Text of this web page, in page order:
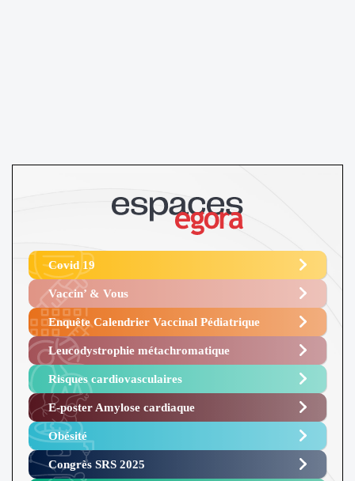
Covid 19
Vaccin’ & Vous
Enquête Calendrier Vaccinal Pédiatrique
Leucodystrophie métachromatique
Risques cardiovasculaires
E-poster Amylose cardiaque ​
Obésité ​
Congrès SRS 2025 ​